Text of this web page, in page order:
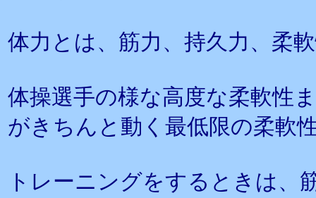
体力とは、筋力、持久力、柔
体操選手の様な高度な柔軟性
がきちんと動く最低限の柔軟
トレーニングをするときは、